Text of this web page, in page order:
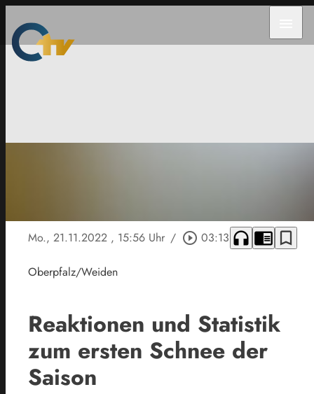
Mo., 21.11.2022 , 15:56 Uhr / play_circle_outline 03:13 headphones chrome_reader_mode bookmark_border
Oberpfalz/Weiden
Reaktionen und Statistik
zum ersten Schnee der
Saison